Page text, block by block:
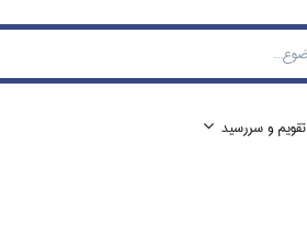
تقويم و سررسيد